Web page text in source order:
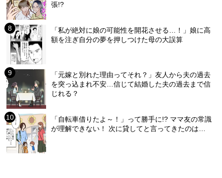
張!?
「私が絶対に娘の可能性を開花させる…！」娘に高
額を注ぎ自分の夢を押しつけた母の大誤算
「元嫁と別れた理由ってそれ？」友人から夫の過去
を突っ込まれ不安…信じて結婚した夫の過去まで信
じれる？
「自転車借りたよ～！」って勝手に!? ママ友の常識
が理解できない！ 次に貸してと言ってきたのは…